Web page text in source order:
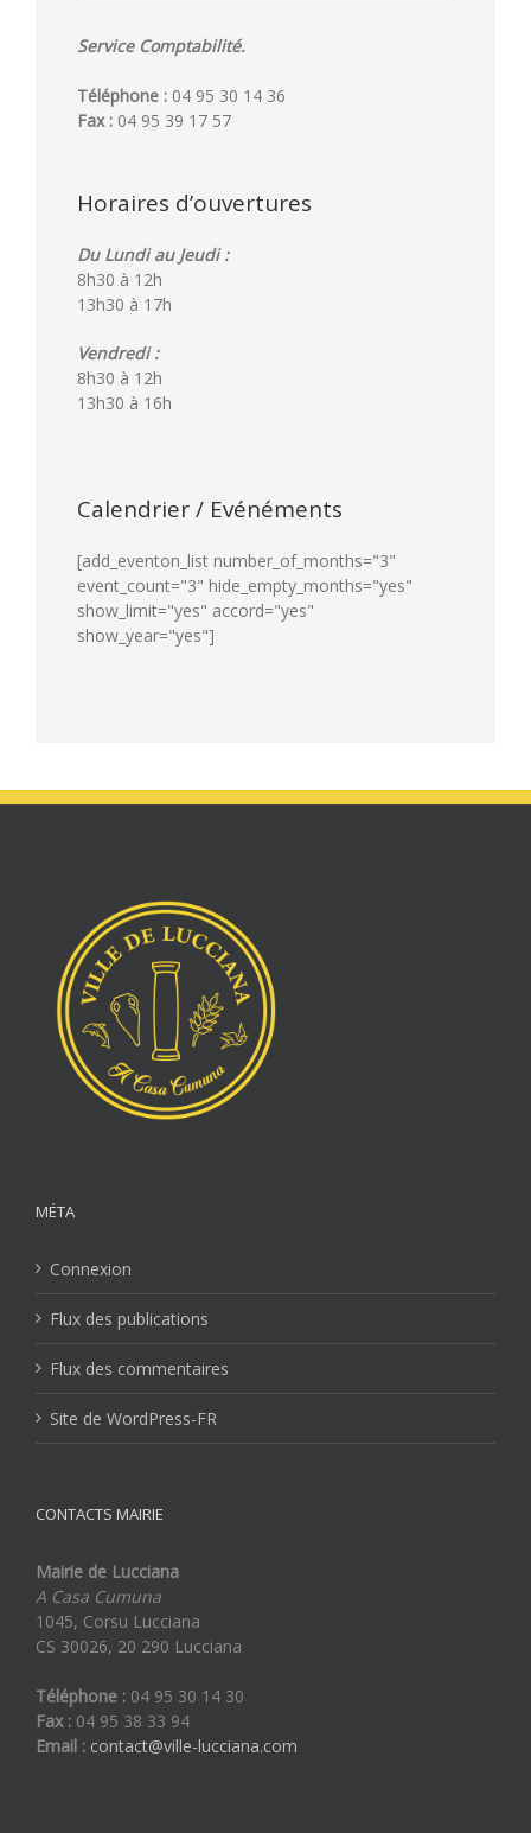
Service Comptabilité.
Téléphone : 04 95 30 14 36
Fax : 04 95 39 17 57
Horaires d’ouvertures
Du Lundi au Jeudi :
8h30 à 12h
13h30 à 17h
Vendredi :
8h30 à 12h
13h30 à 16h
Calendrier / Evénéments
[add_eventon_list number_of_months="3"
event_count="3" hide_empty_months="yes"
show_limit="yes" accord="yes"
show_year="yes"]
MÉTA
Connexion
Flux des publications
Flux des commentaires
Site de WordPress-FR
CONTACTS MAIRIE
Mairie de Lucciana
A Casa Cumuna
1045, Corsu Lucciana
CS 30026, 20 290 Lucciana
Téléphone : 04 95 30 14 30
Fax : 04 95 38 33 94
Email : contact@ville-lucciana.com